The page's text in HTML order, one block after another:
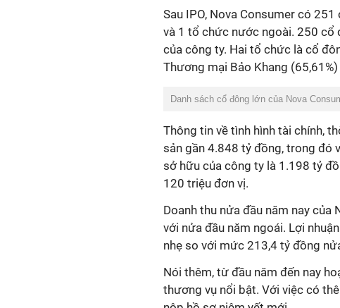
Sau IPO, Nova Consumer có
và 1 tổ chức nước ngoài. 250 cổ
của công ty. Hai tổ chức là cổ
Thương mại Bảo Khang
Danh sách cổ đông lớn của Nova
Thông tin về tình hình tài chính,
sản gần 4.848 tỷ đồng, trong đó
sở hữu của công ty là 1.198 tỷ
120 triệu đơn vị.
Doanh thu nửa đầu năm nay của
với nửa đầu năm ngoái. Lợi
nhẹ so với mức 213,4 tỷ đồng
Nói thêm, từ đầu năm đến nay
thương vụ nổi bật. Với việc có